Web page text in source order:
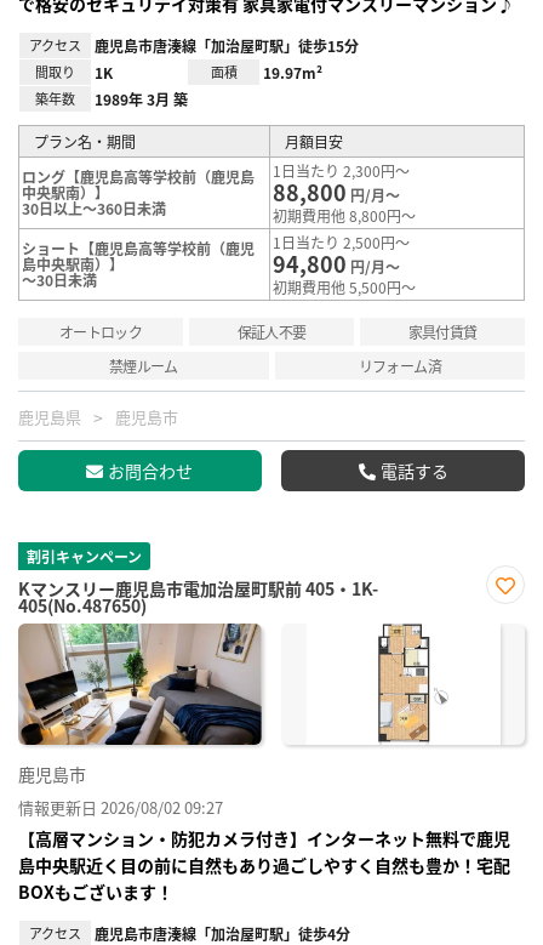
アクセス 鹿児島市唐湊線「加治屋町駅」徒歩15分
間取り 1K 面積 19.97m²
築年数 1989年 3月 築
プラン名・期間
月額目安
ロング【鹿児島高等学校前（鹿児島
中央駅南）】
30日以上～360日未満
1日当たり 2,300円～
88,800 円/月～
初期費用他 8,800円～
ショート【鹿児島高等学校前（鹿児
島中央駅南）】
～30日未満
1日当たり 2,500円～
94,800 円/月～
初期費用他 5,500円～
オートロック 保証人不要
家具付賃貸
禁煙ルーム
リフォーム済
鹿児島県 鹿児島市
お問合わせ 電話する
割引キャンペーン
Kマンスリー鹿児島市電加治屋町駅前 405・1K-
405(No.487650)
に入
鹿児島市
情報更新日 2026/08/02 09:27
【高層マンション・防犯カメラ付き】インターネット無料で鹿児
島中央駅近く目の前に自然もあり過ごしやすく自然も豊か！宅配
BOXもございます！
アクセス 鹿児島市唐湊線「加治屋町駅」徒歩4分